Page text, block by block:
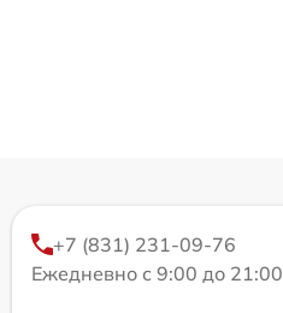
+7 (831) 231-09-76
Ежедневно с 9:00 до 21:00